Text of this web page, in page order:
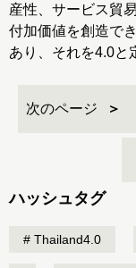
産性、サービス貿
付加価値を創造で
あり、それを4.0と
次のページ
ハッシュタグ
Thailand4.0